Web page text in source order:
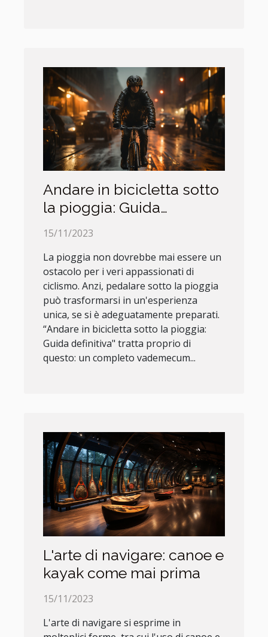
Andare in bicicletta sotto
la pioggia: Guida
definitiva
15/11/2023
La pioggia non dovrebbe mai essere un
ostacolo per i veri appassionati di
ciclismo. Anzi, pedalare sotto la pioggia
può trasformarsi in un'esperienza
unica, se si è adeguatamente preparati.
“Andare in bicicletta sotto la pioggia:
Guida definitiva" tratta proprio di
questo: un completo vademecum...
L'arte di navigare: canoe e
kayak come mai prima
15/11/2023
L'arte di navigare si esprime in